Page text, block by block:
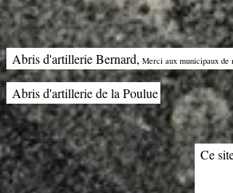
Abris d'artillerie Bernard, Merci aux municipaux de
Abris d'artillerie de la Poulue
Ce